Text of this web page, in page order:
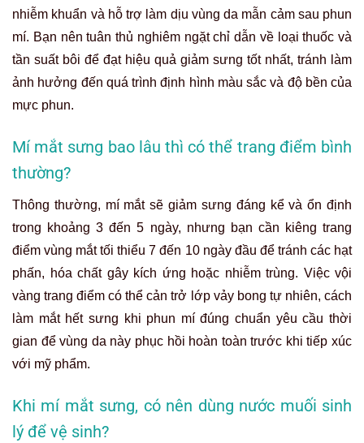
nhiễm khuẩn và hỗ trợ làm dịu vùng da mẫn cảm sau phun
mí. Bạn nên tuân thủ nghiêm ngặt chỉ dẫn về loại thuốc và
tần suất bôi để đạt hiệu quả giảm sưng tốt nhất, tránh làm
ảnh hưởng đến quá trình định hình màu sắc và độ bền của
mực phun.
Mí mắt sưng bao lâu thì có thể trang điểm bình
thường?
Thông thường, mí mắt sẽ giảm sưng đáng kể và ổn định
trong khoảng 3 đến 5 ngày, nhưng bạn cần kiêng trang
điểm vùng mắt tối thiểu 7 đến 10 ngày đầu để tránh các hạt
phấn, hóa chất gây kích ứng hoặc nhiễm trùng. Việc vội
vàng trang điểm có thể cản trở lớp vảy bong tự nhiên, cách
làm mắt hết sưng khi phun mí đúng chuẩn yêu cầu thời
gian để vùng da này phục hồi hoàn toàn trước khi tiếp xúc
với mỹ phẩm.
Khi mí mắt sưng, có nên dùng nước muối sinh
lý để vệ sinh?